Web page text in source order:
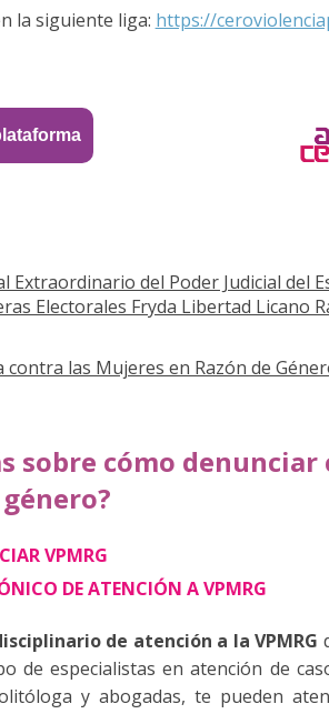
la siguiente liga: https://
Extraordinario del Poder Judicial
Electorales Fryda Libertad Licano
contra las Mujeres en Razón de
sobre cómo
VPMRG
DE ATENCIÓN A VPMRG
de atención a la VPMRG
de especialistas en atención de
y abogadas, te pueden